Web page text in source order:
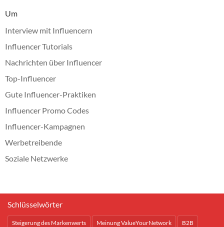
Um
Interview mit Influencern
Influencer Tutorials
Nachrichten über Influencer
Top-Influencer
Gute Influencer-Praktiken
Influencer Promo Codes
Influencer-Kampagnen
Werbetreibende
Soziale Netzwerke
Schlüsselwörter
Steigerung des Markenwerts Meinung ValueYourNetwork B2B